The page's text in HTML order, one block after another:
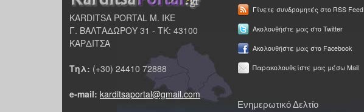
KARDITSA PORTAL Μ. ΙΚΕ
Γ. ΒΑΛΤΑΔΩΡΟΥ 31 - ΤΚ: 43100
ΚΑΡΔΙΤΣΑ
Τηλ: (+30) 24410 72888
e-mail: karditsaportal@gmail.com
Γίνετε συνδρομητές στο RSS Feed
Ακολουθήστε μας στο Twitter
Ακολουθήστε μας στο Facebook
Παρακολουθείστε μας μέσω Mail
Ενημερωτικό Δελτίο